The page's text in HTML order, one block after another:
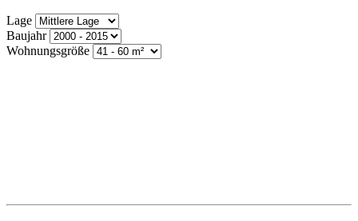
Lage
Baujahr
Wohnungsgröße